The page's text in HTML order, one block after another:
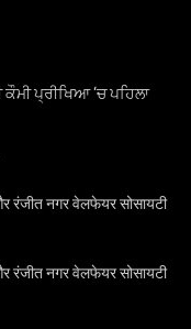
ਪ੍ਰੀਖਿਆ ‘ਚ ਪਹਿਲਾ
रंजीत नगर वेलफेयर सोसायटी
रंजीत नगर वेलफेयर सोसायटी